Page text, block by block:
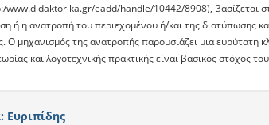
www.didaktorika.gr/eadd/handle/10442/8908), βασίζεται
ή η ανατροπή του περιεχομένου ή/και της διατύπωσης
μηχανισμός της ανατροπής παρουσιάζει μια ευρύτατη
και λογοτεχνικής πρακτικής είναι βασικός στόχος
Ευριπίδης